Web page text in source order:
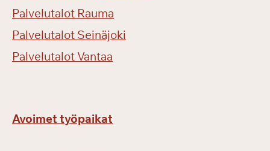
Palvelutalot Rauma
Palvelutalot Seinäjoki
Palvelutalot Vantaa
Avoimet työpaikat